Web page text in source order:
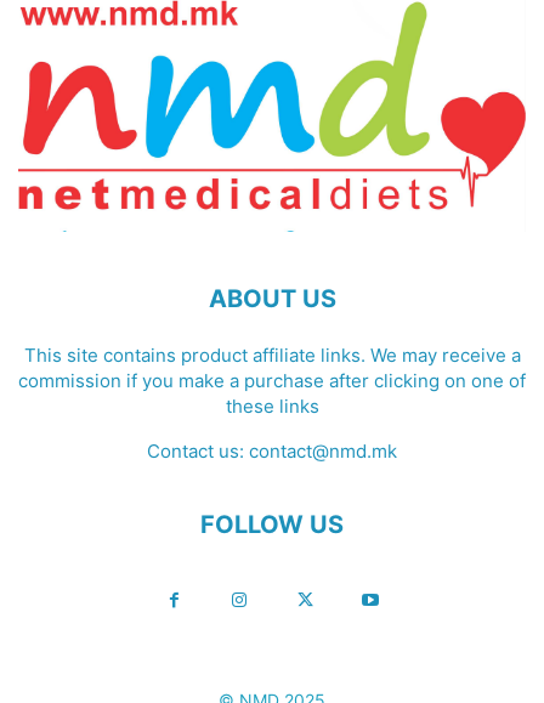
ABOUT US
This site contains product affiliate links. We may receive a
commission if you make a purchase after clicking on one of
these links
Contact us: contact@nmd.mk
FOLLOW US